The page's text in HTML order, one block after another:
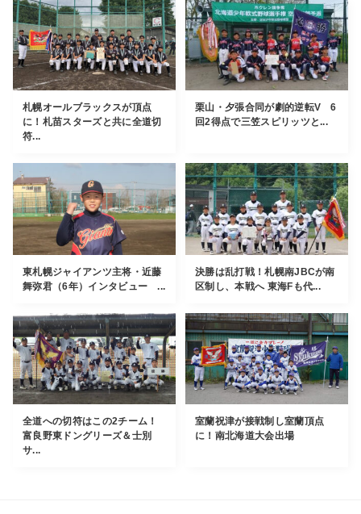
札幌オールブラックスが頂点
に！札苗スターズと共に全道切
符...
栗山・夕張合同が劇的逆転V 6
回2得点で三笠スピリッツと...
東札幌ジャイアンツ主将・近藤
舞弥君（6年）インタビュー ...
決勝は乱打戦！札幌南JBCが南
区制し、本戦へ 東海Fも代...
全道への切符はこの2チーム！
富良野東ドングリーズ＆士別
サ...
室蘭祝津が接戦制し室蘭頂点
に！南北海道大会出場